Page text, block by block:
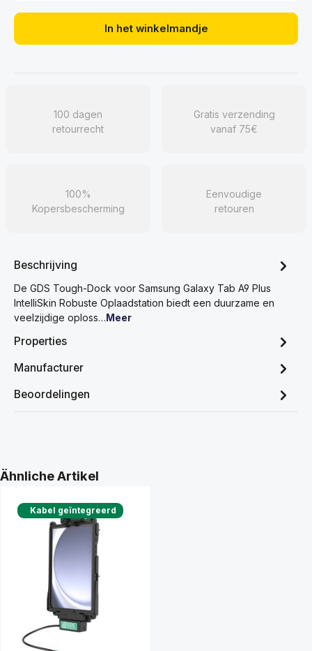
In het winkelmandje
100 dagen
retourrecht
Gratis verzending
vanaf 75€
100%
Kopersbescherming
Eenvoudige
retouren
Beschrijving
De GDS Tough-Dock voor Samsung Galaxy Tab A9 Plus
IntelliSkin Robuste Oplaadstation biedt een duurzame en
veelzijdige oploss…Meer
Properties
Manufacturer
Beoordelingen
Productgalerij overslaan
Ähnliche Artikel
Kabel geïntegreerd